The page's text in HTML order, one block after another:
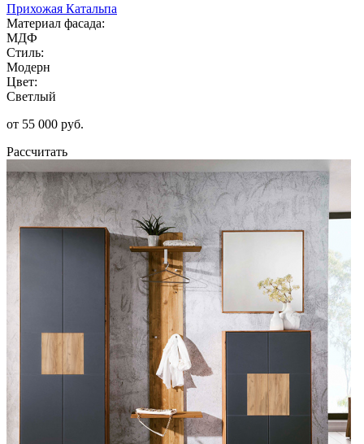
Прихожая Катальпа
Материал фасада:
МДФ
Стиль:
Модерн
Цвет:
Светлый
от 55 000 руб.
Рассчитать